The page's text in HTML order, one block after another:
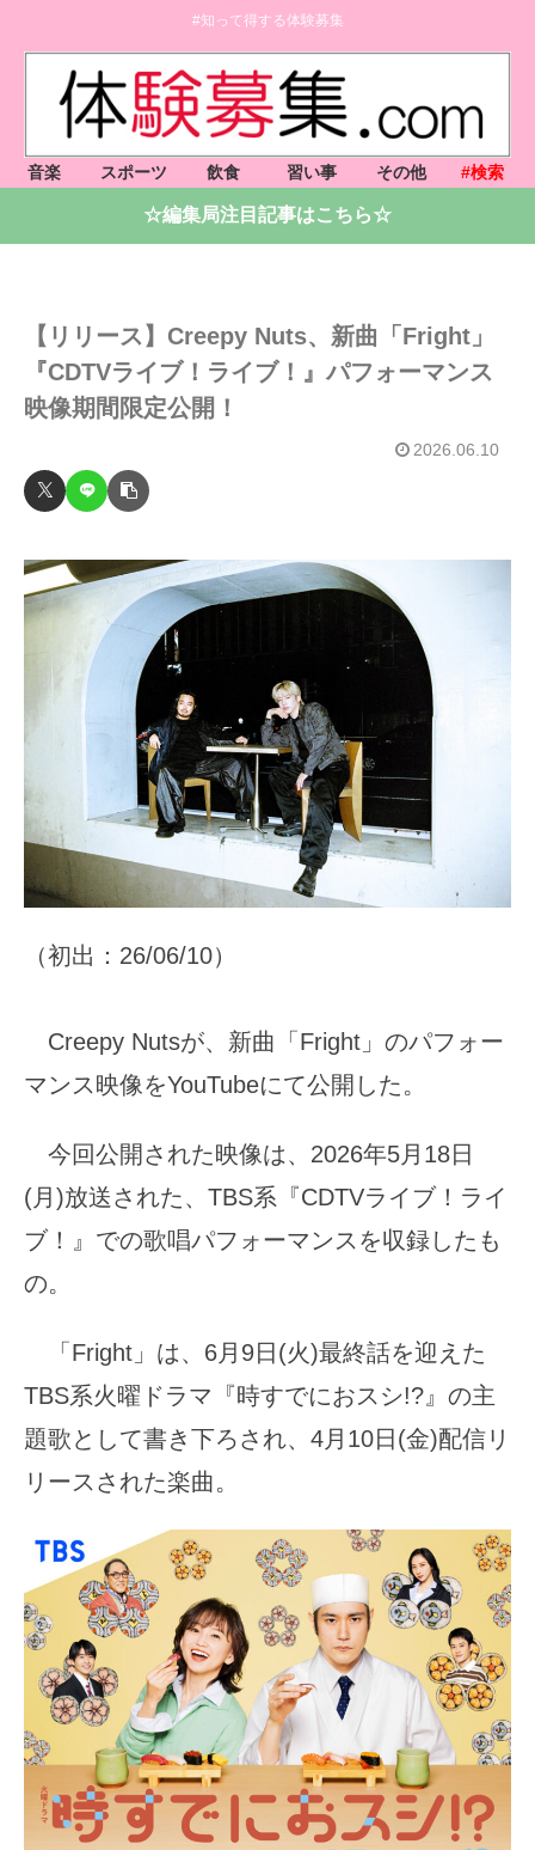
#知って得する体験募集
音楽 スポーツ 飲食 習い事 その他 #検索
☆編集局注目記事はこちら☆
【リリース】Creepy Nuts、新曲「Fright」
『CDTVライブ！ライブ！』パフォーマンス
映像期間限定公開！
2026.06.10
（初出：26/06/10）
Creepy Nutsが、新曲「Fright」のパフォー
マンス映像をYouTubeにて公開した。
今回公開された映像は、2026年5月18日
(月)放送された、TBS系『CDTVライブ！ライ
ブ！』での歌唱パフォーマンスを収録したも
の。
「Fright」は、6月9日(火)最終話を迎えた
TBS系火曜ドラマ『時すでにおスシ!?』の主
題歌として書き下ろされ、4月10日(金)配信リ
リースされた楽曲。